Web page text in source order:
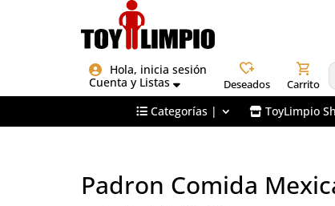
Hola, inicia sesión
Cuenta y Listas
heart_plus
Deseados
shopping_cart
Carrito
Categorías | ToyLimpio
Padron Comida